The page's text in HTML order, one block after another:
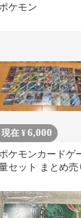
ポケモン
現在 ¥6,000
ポケモンカードゲ
セット まとめ売